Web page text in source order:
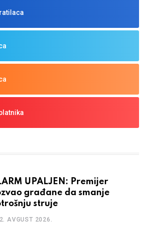
UPALJEN: Premijer
građane da smanje
struje
2. AVGUST 2026.